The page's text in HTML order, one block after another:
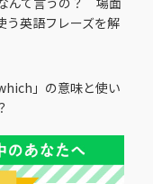
う英語フレーズを解
」の意味と使い